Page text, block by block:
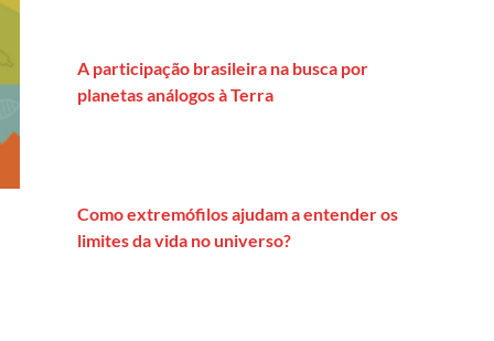
A participação brasileira na busca por
planetas análogos à Terra
Como extremófilos ajudam a entender os
limites da vida no universo?